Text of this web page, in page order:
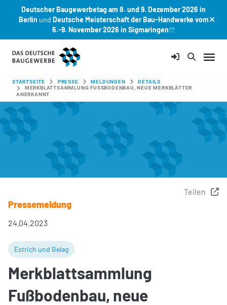
Deutscher Baugewerbetag am 8. und 9. Dezember 2026 in
Berlin und Deutsche Meisterschaft der Bau-Handwerke vom
6.-9. November 2026 in Sigmaringen!!!
Zum Hauptinhalt springen
SIE SIND HIER:
STARTSEITE PRESSE MELDUNGEN
DETAILS
MERKBLATTSAMMLUNG FUSSBODENBAU, NEUE MERKBLÄTTER A
NERKANNT
Teilen
Pressemeldung
24.04.2023
Estrich und Belag
Merkblattsammlung
Fußbodenbau, neue